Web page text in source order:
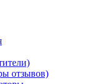
отзывов)